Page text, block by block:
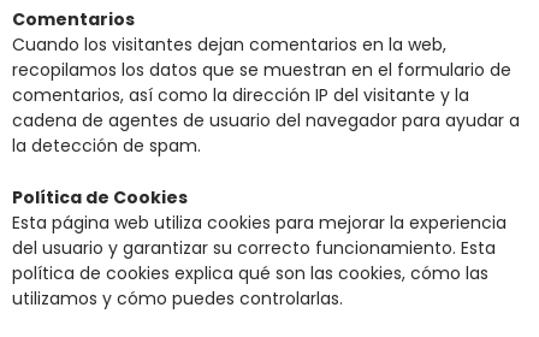
Comentarios
Cuando los visitantes dejan comentarios en la web,
recopilamos los datos que se muestran en el formulario de
comentarios, así como la dirección IP del visitante y la
cadena de agentes de usuario del navegador para ayudar a
la detección de spam.
Política de Cookies
Esta página web utiliza cookies para mejorar la experiencia
del usuario y garantizar su correcto funcionamiento. Esta
política de cookies explica qué son las cookies, cómo las
utilizamos y cómo puedes controlarlas.